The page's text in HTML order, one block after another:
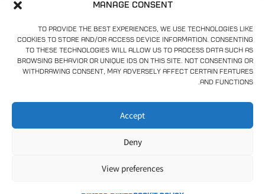
Manage Consent
To provide the best experiences, we use technologies like
cookies to store and/or access device information. Consenting
to these technologies will allow us to process data such as
browsing behavior or unique IDs on this site. Not consenting or
withdrawing consent, may adversely affect certain features
and functions.
Accept
Deny
View preferences
אני מאשר/ת כי קראתי ואני מסכים/ה למדיניות הפרטיות של האתר.
למדיניות הפרטיות של האתר.
עכשיו תורכם